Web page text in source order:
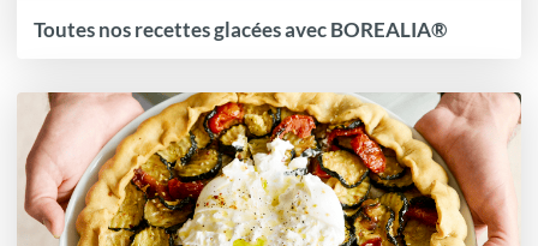
Toutes nos recettes glacées avec BOREALIA®